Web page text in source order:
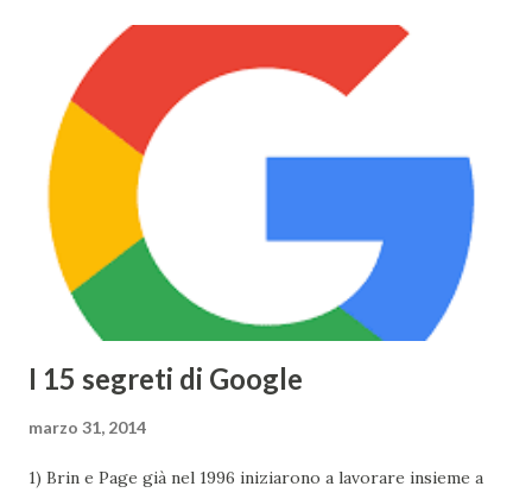
disponibili alla vendita. Il nuovo Air è veramente
sorprendente, sia in fatto di design che di prestazioni: lo
spessore, già minimo, è stato ulteriormente ridotto fino a
13,1mm, il TouchPad funziona adesso grazie alla tecnologia
Taptic Engine , che permette di rilevare la pesantezza del
tocco, il Display si baserà sulla tecnologia Retina ed avrà
una risoluzione di 2304x1440 . Tuttavia Apple per
ottimizzare ...
I 15 segreti di Google
marzo 31, 2014
1) Brin e Page già nel 1996 iniziarono a lavorare insieme a